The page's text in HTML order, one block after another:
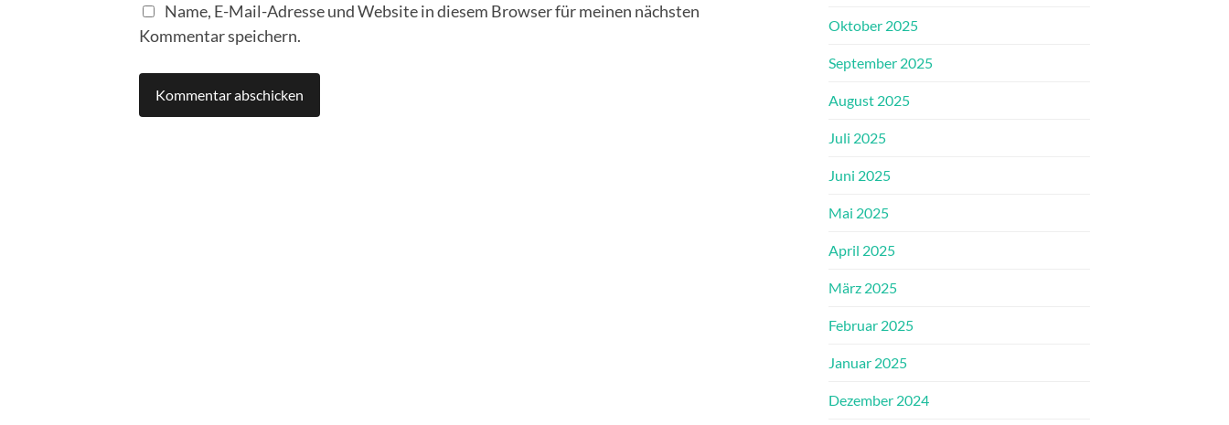
Name, E-Mail-Adresse und Website in diesem Browser für meinen nächsten
Kommentar speichern.
Oktober 2025
September 2025
August 2025
Juli 2025
Juni 2025
Mai 2025
April 2025
März 2025
Februar 2025
Januar 2025
Dezember 2024